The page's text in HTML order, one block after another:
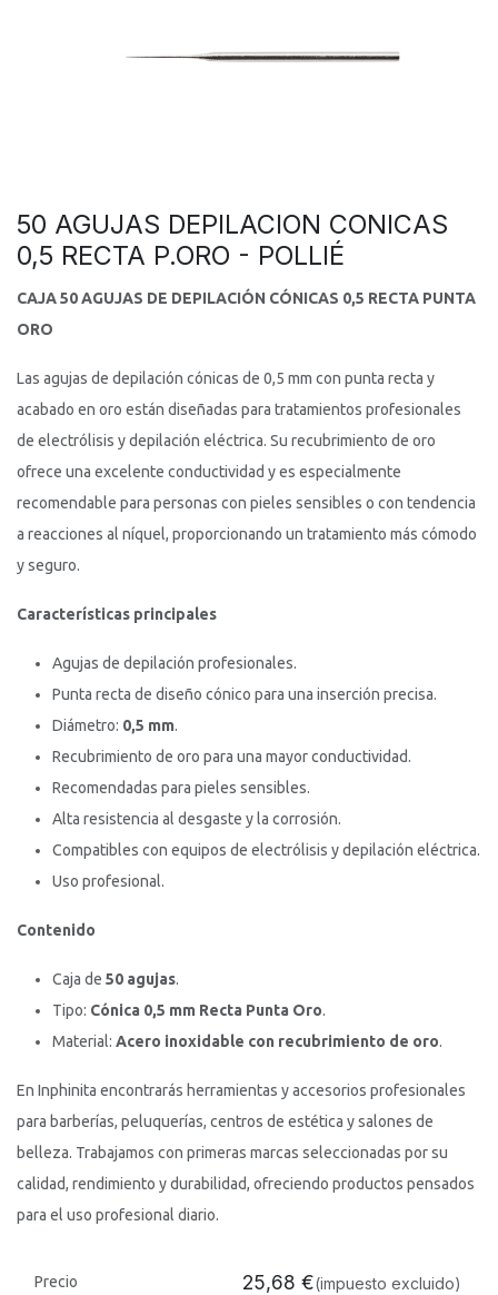
50 AGUJAS DEPILACION CONICAS
0,5 RECTA P.ORO - POLLIÉ
CAJA 50 AGUJAS DE DEPILACIÓN CÓNICAS 0,5 RECTA PUNTA
ORO
Las agujas de depilación cónicas de 0,5 mm con punta recta y
acabado en oro están diseñadas para tratamientos profesionales
de electrólisis y depilación eléctrica. Su recubrimiento de oro
ofrece una excelente conductividad y es especialmente
recomendable para personas con pieles sensibles o con tendencia
a reacciones al níquel, proporcionando un tratamiento más cómodo
y seguro.
Características principales
Agujas de depilación profesionales.
Punta recta de diseño cónico para una inserción precisa.
Diámetro: 0,5 mm.
Recubrimiento de oro para una mayor conductividad.
Recomendadas para pieles sensibles.
Alta resistencia al desgaste y la corrosión.
Compatibles con equipos de electrólisis y depilación eléctrica.
Uso profesional.
Contenido
Caja de 50 agujas.
Tipo: Cónica 0,5 mm Recta Punta Oro.
Material: Acero inoxidable con recubrimiento de oro.
En Inphinita encontrarás herramientas y accesorios profesionales
para barberías, peluquerías, centros de estética y salones de
belleza. Trabajamos con primeras marcas seleccionadas por su
calidad, rendimiento y durabilidad, ofreciendo productos pensados
para el uso profesional diario.
Precio 25,68 €(impuesto excluido)